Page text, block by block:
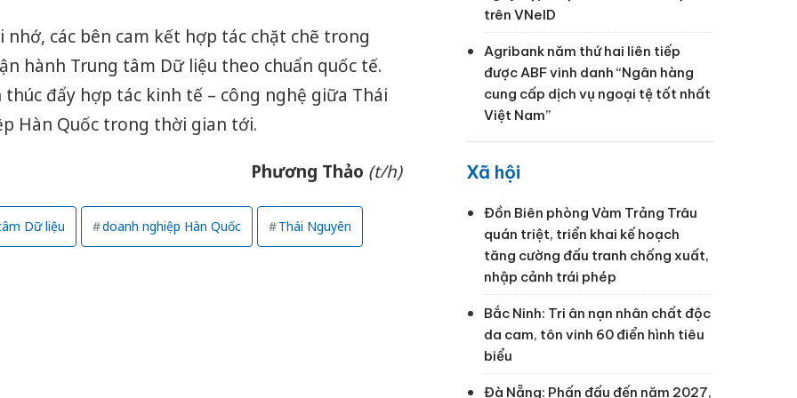
các bên cam kết hợp tác chặt chẽ trong
hành Trung tâm Dữ liệu theo chuẩn quốc tế.
đẩy hợp tác kinh tế – công nghệ giữa Thái
Hàn Quốc trong thời gian tới.
Phương Thảo (t/h)
Dữ liệu doanh nghiệp Hàn Quốc Thái Nguyên
trên VNeID
Agribank năm thứ hai liên tiếp
được ABF vinh danh “Ngân hàng
cung cấp dịch vụ ngoại tệ tốt nhất
Việt Nam”
Xã hội
Đồn Biên phòng Vàm Trảng Trâu
quán triệt, triển khai kế hoạch
tăng cường đấu tranh chống xuất,
nhập cảnh trái phép
Bắc Ninh: Tri ân nạn nhân chất độc
da cam, tôn vinh 60 điển hình tiêu
biểu
Đà Nẵng: Phấn đấu đến năm 2027,